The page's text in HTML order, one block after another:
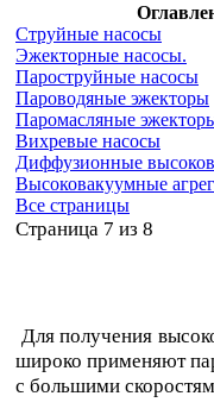
Струйные насосы
Эжекторные насосы.
Пароструйные насосы
Пароводяные эжекторы
Паромасляные
Вихревые насосы
Диффузионные
Высоковакуумные
Все страницы
Cтраница 7 из 8
Для получения
широко применяют
с большими